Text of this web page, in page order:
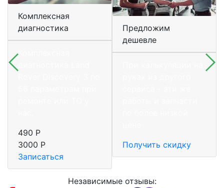
Комплексная
диагностика
Комплексная
490 Р
3000 Р
Записаться
Предложим
дешевле
Получить скидку
Независимые отзывы: